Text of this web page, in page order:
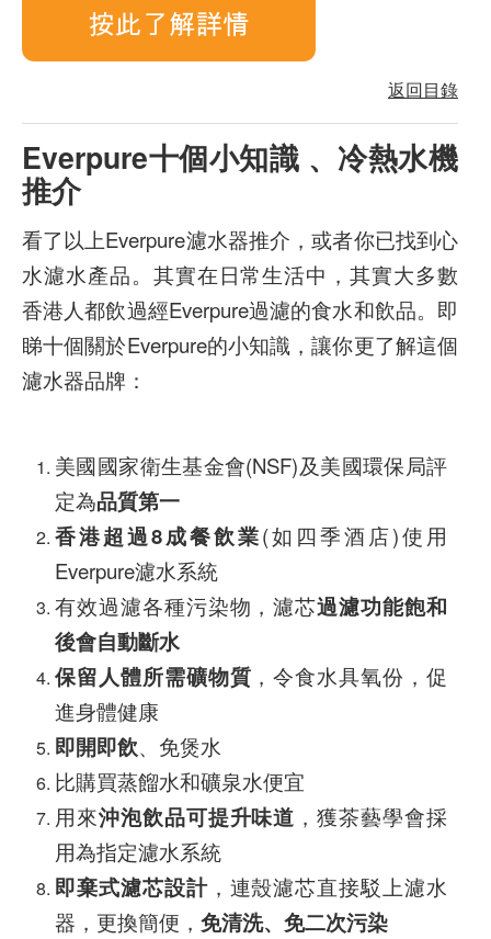
返回目錄
Everpure十個小知識 、冷熱水機
推介
看了以上Everpure濾水器推介，或者你已找到心
水濾水產品。其實在日常生活中，其實大多數
香港人都飲過經Everpure過濾的食水和飲品。即
睇十個關於Everpure的小知識，讓你更了解這個
濾水器品牌：
美國國家衛生基金會(NSF)及美國環保局評
定為品質第一
香港超過8成餐飲業(如四季酒店)使用
Everpure濾水系統
有效過濾各種污染物，濾芯過濾功能飽和
後會自動斷水
保留人體所需礦物質 ，令食水具氧份，促
進身體健康
即開即飲、免煲水
比購買蒸餾水和礦泉水便宜
用來沖泡飲品可提升味道 ，獲茶藝學會採
用為指定濾水系統
即棄式濾芯設計，連殼濾芯直接駁上濾水
器，更換簡便， 免清洗、免二次污染